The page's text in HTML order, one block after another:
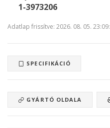
1-3973206
Adatlap frissítve: 2026. 08. 05.
SPECIFIKÁCIÓ
GYÁRTÓ OLDALA